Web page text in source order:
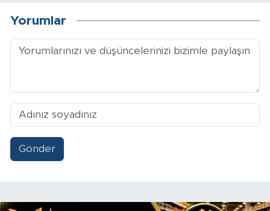
Yorumlar
Gönder